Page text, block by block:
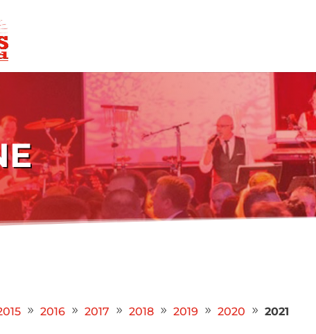
2016 2017 2018 2019 2020 2021